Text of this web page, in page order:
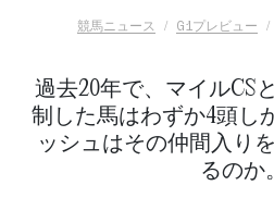
競馬ニュース G1プレビュー
過去20年で、マイルCS
制した馬はわずか4頭し
ッシュはその仲間入り
るのか。